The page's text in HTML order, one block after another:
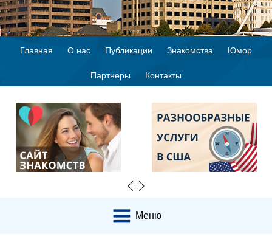
Главная О нас Публикации Знакомства Юмор
Партнеры Контакты
Меню